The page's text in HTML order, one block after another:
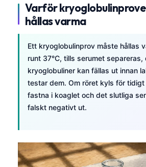
Varför
hållas varma
Ett kryoglobulinprov måste hållas
runt 37°C, tills serumet separeras,
kryoglobuliner kan fällas ut innan
testar dem. Om röret kyls för tidigt
fastna i koaglet och det slutliga
falskt negativt ut.